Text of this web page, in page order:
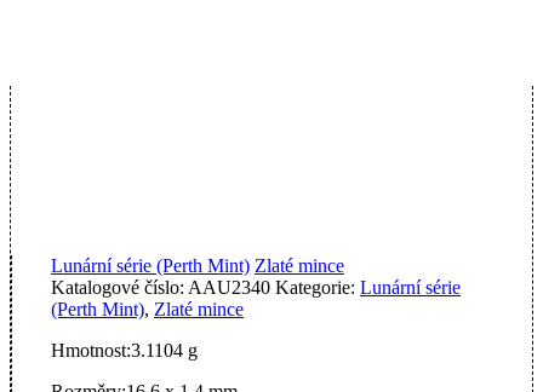
Lunární série (Perth Mint) Zlaté mince
Katalogové číslo: AAU2340 Kategorie: Lunární série
(Perth Mint), Zlaté mince
Hmotnost:3.1104 g